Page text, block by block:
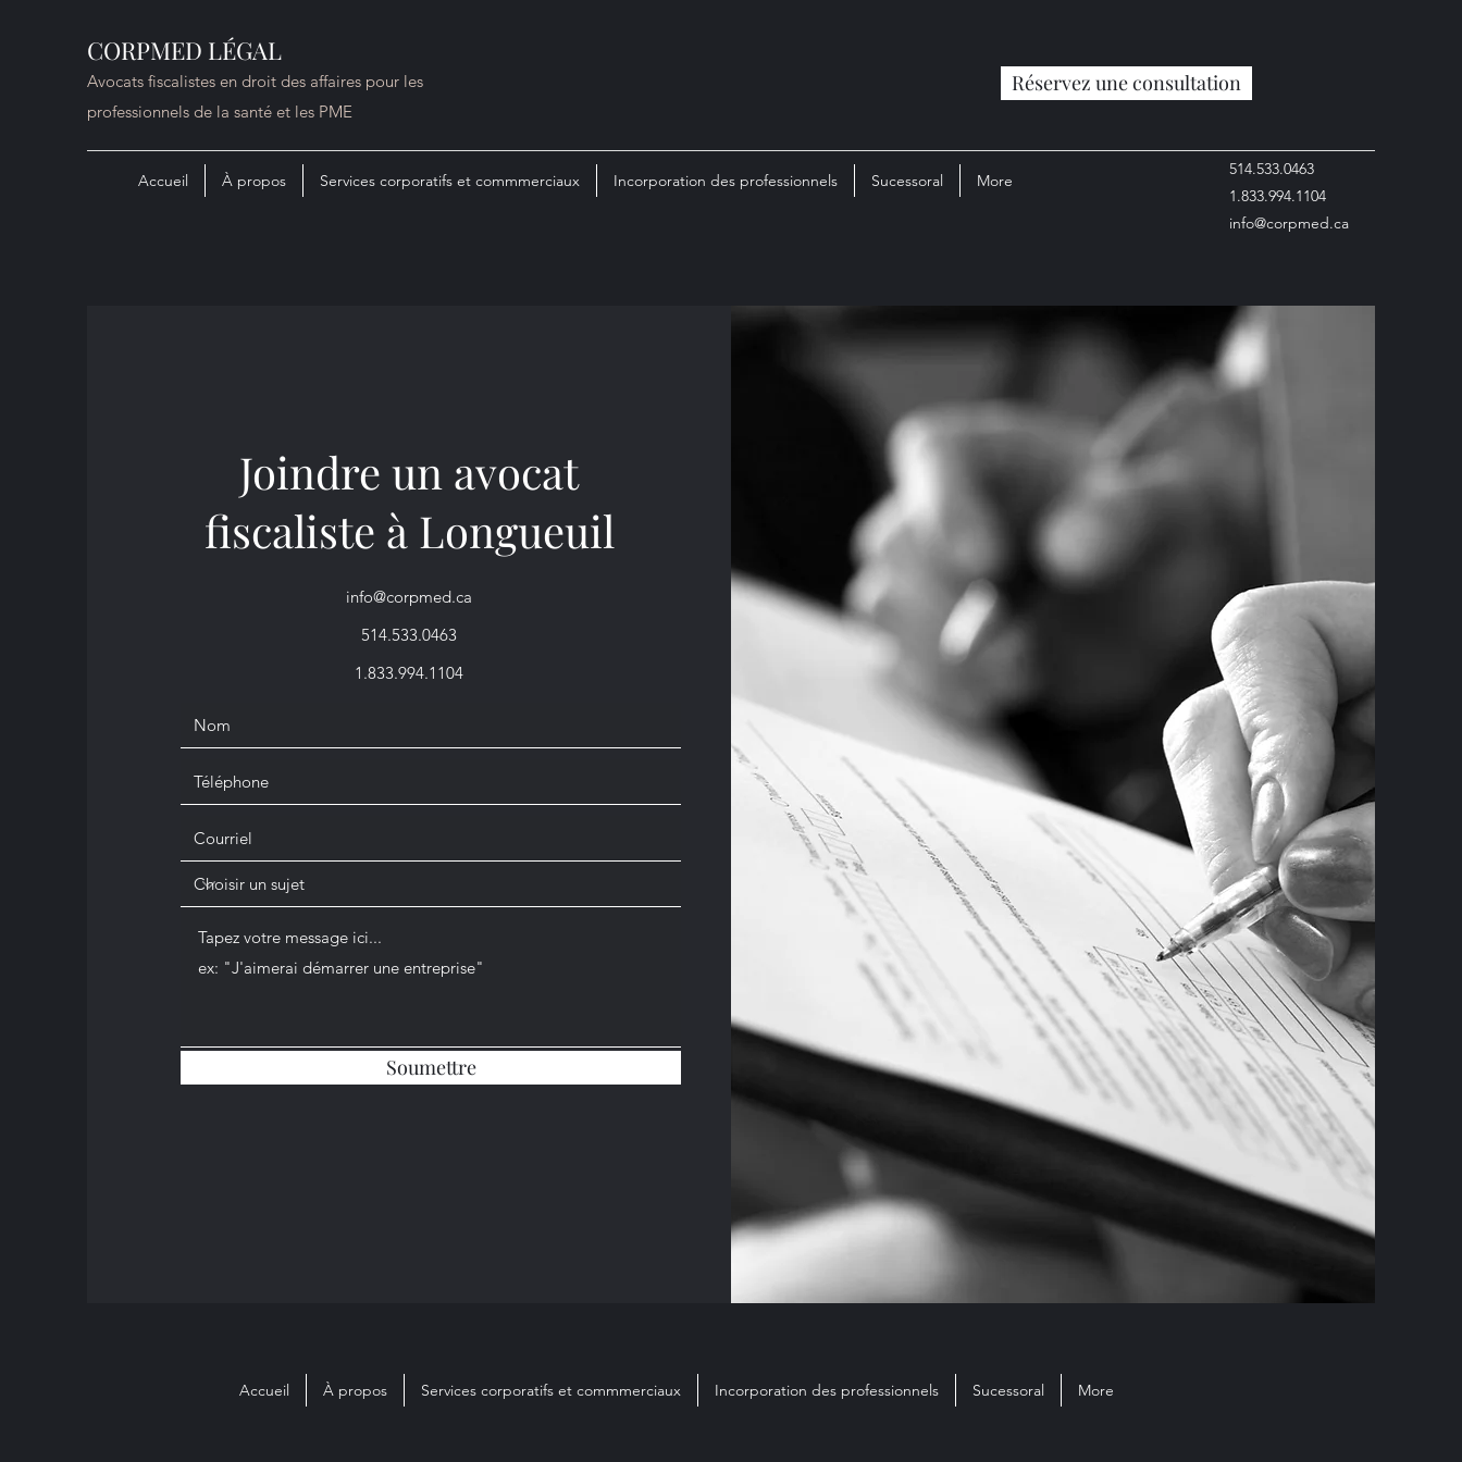
CORPMED LÉGAL
Avocats fiscalistes en droit des affaires pour les
professionnels de la santé et les PME
Réservez une consultation
514.533.0463
1.833.994.1104
info@corpmed.ca
Accueil À propos Services corporatifs et commmerciaux Incorporation des professionnels Sucessoral More
Joindre un avocat
fiscaliste à Longueuil
info@corpmed.ca
514.533.0463
1.833.994.1104
Soumettre
Accueil À propos Services corporatifs et commmerciaux Incorporation des professionnels Sucessoral More